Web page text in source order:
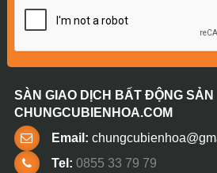
SÀN GIAO DỊCH BẤT ĐỘNG SẢN
CHUNGCUBIENHOA.COM
Email:
Tel: 0855 33 79 79